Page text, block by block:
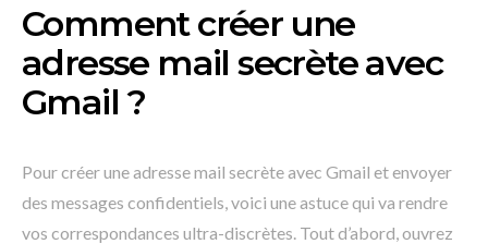
Comment créer une
adresse mail secrète avec
Gmail ?
Pour créer une adresse mail secrète avec Gmail et envoyer
des messages confidentiels, voici une astuce qui va rendre
vos correspondances ultra-discrètes. Tout d’abord, ouvrez